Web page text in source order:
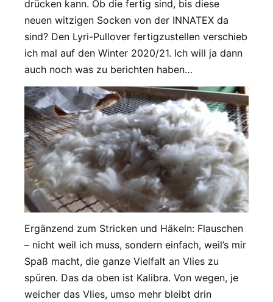
drücken kann. Ob die fertig sind, bis diese
neuen witzigen Socken von der INNATEX da
sind? Den Lyri-Pullover fertigzustellen verschieb
ich mal auf den Winter 2020/21. Ich will ja dann
auch noch was zu berichten haben…
Ergänzend zum Stricken und Häkeln: Flauschen
– nicht weil ich muss, sondern einfach, weil’s mir
Spaß macht, die ganze Vielfalt an Vlies zu
spüren. Das da oben ist Kalibra. Von wegen, je
weicher das Vlies, umso mehr bleibt drin